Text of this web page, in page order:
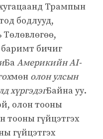
Трампын
бодлууд,
Төлөвлөгөө,
баримт бичиг
БаАмерикийн AI-
мөн олон улсын
хүргэдэгБайна уу.
олон тооны
тооны гүйцэтгэх
гүйцэтгэх